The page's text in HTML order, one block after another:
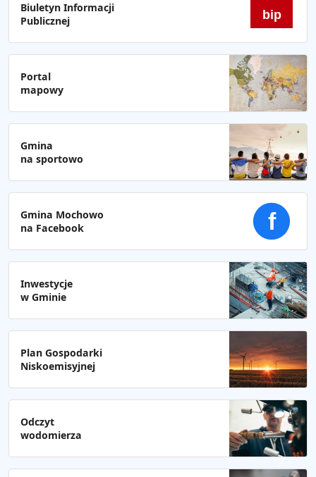
Biuletyn Informacji
Publicznej
bip
Portal
mapowy
Gmina
na sportowo
Gmina Mochowo
na Facebook
f
Inwestycje
w Gminie
Plan Gospodarki
Niskoemisyjnej
Odczyt
wodomierza